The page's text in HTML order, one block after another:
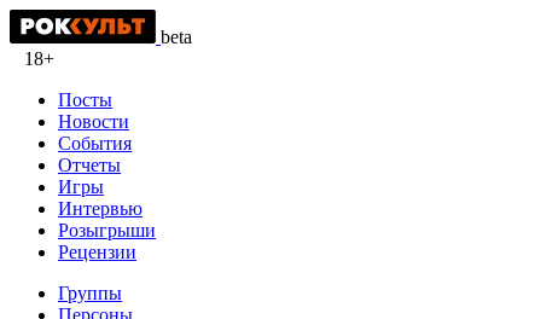
beta
18+
Посты
Новости
События
Отчеты
Игры
Интервью
Розыгрыши
Рецензии
Группы
Персоны